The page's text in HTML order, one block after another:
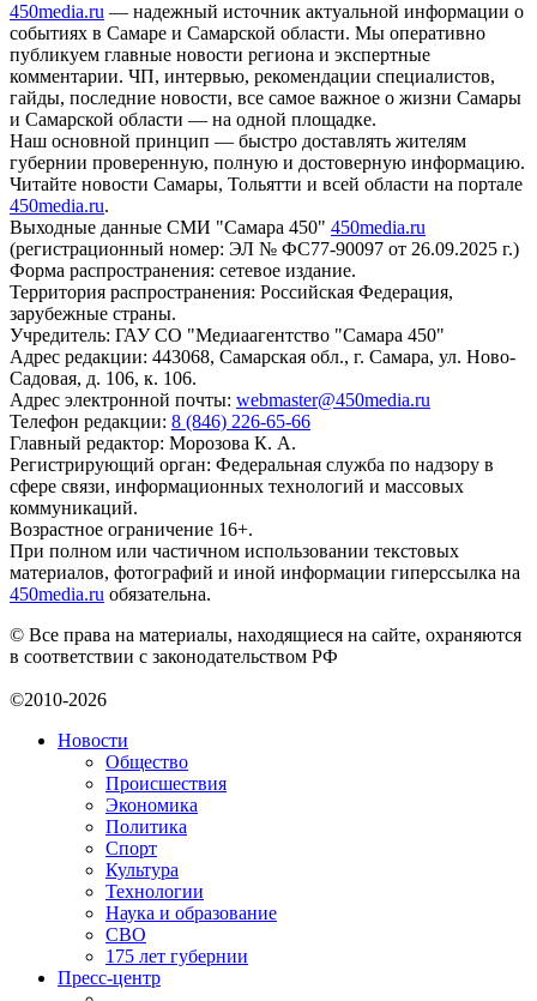
450media.ru — надежный источник актуальной информации о
событиях в Самаре и Самарской области. Мы оперативно
публикуем главные новости региона и экспертные
комментарии. ЧП, интервью, рекомендации специалистов,
гайды, последние новости, все самое важное о жизни Самары
и Самарской области — на одной площадке.
Наш основной принцип — быстро доставлять жителям
губернии проверенную, полную и достоверную информацию.
Читайте новости Самары, Тольятти и всей области на портале
450media.ru.
Выходные данные СМИ "Самара 450" 450media.ru
(регистрационный номер: ЭЛ № ФС77-90097 от 26.09.2025 г.)
Форма распространения: сетевое издание.
Территория распространения: Российская Федерация,
зарубежные страны.
Учредитель: ГАУ СО "Медиаагентство "Самара 450"
Адрес редакции: 443068, Самарская обл., г. Самара, ул. Ново-
Садовая, д. 106, к. 106.
Адрес электронной почты: webmaster@450media.ru
Телефон редакции: 8 (846) 226-65-66
Главный редактор: Морозова К. А.
Регистрирующий орган: Федеральная служба по надзору в
сфере связи, информационных технологий и массовых
коммуникаций.
Возрастное ограничение 16+.
При полном или частичном использовании текстовых
материалов, фотографий и иной информации гиперссылка на
450media.ru обязательна.
© Все права на материалы, находящиеся на сайте, охраняются
в соответствии с законодательством РФ
©2010-2026
Новости
Общество
Происшествия
Экономика
Политика
Спорт
Культура
Технологии
Наука и образование
СВО
175 лет губернии
Пресс-центр